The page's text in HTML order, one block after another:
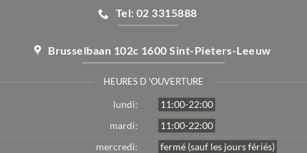
may
chosen
on
the
product
page
Tel: 02 3315888
Brusselbaan 102c 1600 Sint-Pieters-Leeuw
HEURES D 'OUVERTURE
lundi:
11:00-22:00
mardi:
11:00-22:00
mercredi:
fermé (sauf les jours fériés)